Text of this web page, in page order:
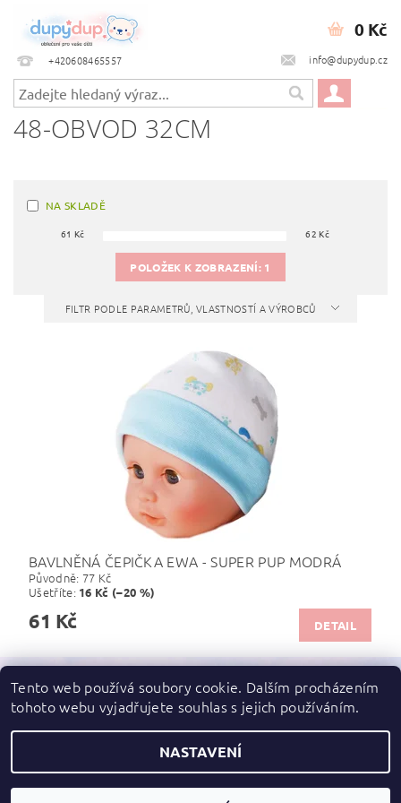
+420608465557 info@dupydup.cz
0 Kč
48-OBVOD 32CM
NA SKLADĚ
61 Kč 62 Kč
POLOŽEK K ZOBRAZENÍ: 1
FILTR PODLE PARAMETRŮ, VLASTNOSTÍ A VÝROBCŮ
BAVLNĚNÁ ČEPIČKA EWA - SUPER PUP MODRÁ
Původně: 77 Kč
Ušetříte: 16 Kč (–20 %)
61 Kč DETAIL
Zboží.cz | Heureka.cz
2026 ©dupydup, všechna práva vyhrazena
Tento web používá soubory cookie. Dalším procházením
tohoto webu vyjadřujete souhlas s jejich používáním.
NASTAVENÍ